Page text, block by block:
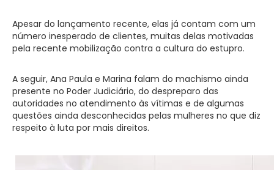
Apesar do lançamento recente, elas já contam com um
número inesperado de clientes, muitas delas motivadas
pela recente mobilização contra a cultura do estupro.
A seguir, Ana Paula e Marina falam do machismo ainda
presente no Poder Judiciário, do despreparo das
autoridades no atendimento às vítimas e de algumas
questões ainda desconhecidas pelas mulheres no que diz
respeito à luta por mais direitos.